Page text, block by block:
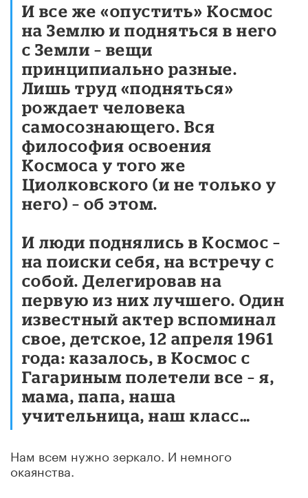
И все же «опустить» Космос
на Землю и подняться в него
с Земли – вещи
принципиально разные.
Лишь труд «подняться»
рождает человека
самосознающего. Вся
философия освоения
Космоса у того же
Циолковского (и не только у
него) – об этом.
И люди поднялись в Космос –
на поиски себя, на встречу с
собой. Делегировав на
первую из них лучшего. Один
известный актер вспоминал
свое, детское, 12 апреля 1961
года: казалось, в Космос с
Гагариным полетели все – я,
мама, папа, наша
учительница, наш класс…
Нам всем нужно зеркало. И немного
окаянства.